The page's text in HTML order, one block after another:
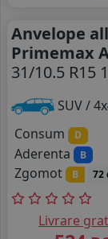
Anvelope
Primemax
31/10.5 R15
SUV /
Consum
D
Aderenta B
Zgomot B 72
Livrare